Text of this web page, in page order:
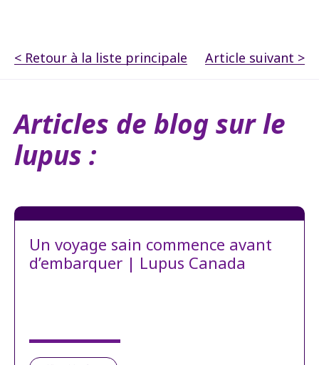
< Retour à la liste principale Article suivant >
Articles de blog sur le
lupus :
Un voyage sain commence avant
d’embarquer | Lupus Canada